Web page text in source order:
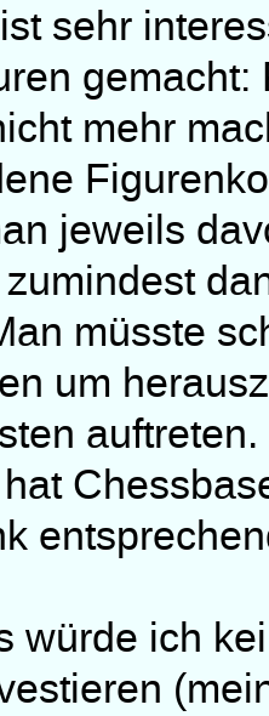
sehr
mehr
jeweils
müsste
um
auftreten.
würde ich